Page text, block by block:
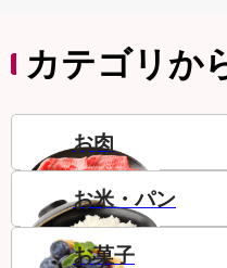
カテゴリか
お肉
お米・パン
お菓子